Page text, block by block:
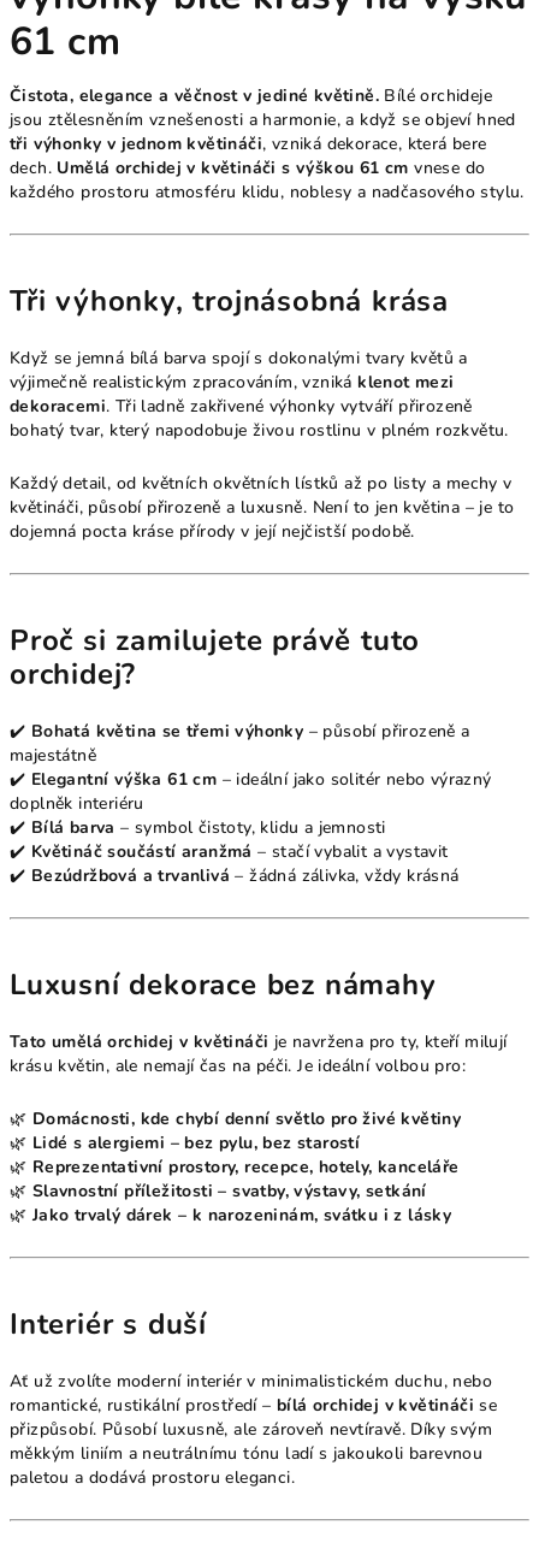
61 cm
Čistota, elegance a věčnost v jediné květině. Bílé orchideje
jsou ztělesněním vznešenosti a harmonie, a když se objeví hned
tři výhonky v jednom květináči, vzniká dekorace, která bere
dech. Umělá orchidej v květináči s výškou 61 cm vnese do
každého prostoru atmosféru klidu, noblesy a nadčasového stylu.
Tři výhonky, trojnásobná krása
Když se jemná bílá barva spojí s dokonalými tvary květů a
výjimečně realistickým zpracováním, vzniká klenot mezi
dekoracemi. Tři ladně zakřivené výhonky vytváří přirozeně
bohatý tvar, který napodobuje živou rostlinu v plném rozkvětu.
Každý detail, od květních okvětních lístků až po listy a mechy v
květináči, působí přirozeně a luxusně. Není to jen květina – je to
dojemná pocta kráse přírody v její nejčistší podobě.
Proč si zamilujete právě tuto
orchidej?
✔️ Bohatá květina se třemi výhonky – působí přirozeně a
majestátně
✔️ Elegantní výška 61 cm – ideální jako solitér nebo výrazný
doplněk interiéru
✔️ Bílá barva – symbol čistoty, klidu a jemnosti
✔️ Květináč součástí aranžmá – stačí vybalit a vystavit
✔️ Bezúdržbová a trvanlivá – žádná zálivka, vždy krásná
Luxusní dekorace bez námahy
Tato umělá orchidej v květináči je navržena pro ty, kteří milují
krásu květin, ale nemají čas na péči. Je ideální volbou pro:
🌿 Domácnosti, kde chybí denní světlo pro živé květiny
🌿 Lidé s alergiemi – bez pylu, bez starostí
🌿 Reprezentativní prostory, recepce, hotely, kanceláře
🌿 Slavnostní příležitosti – svatby, výstavy, setkání
🌿Jako trvalý dárek – k narozeninám, svátku i z lásky
Interiér s duší
Ať už zvolíte moderní interiér v minimalistickém duchu, nebo
romantické, rustikální prostředí – bílá orchidej v květináči se
přizpůsobí. Působí luxusně, ale zároveň nevtíravě. Díky svým
měkkým liniím a neutrálnímu tónu ladí s jakoukoli barevnou
paletou a dodává prostoru eleganci.